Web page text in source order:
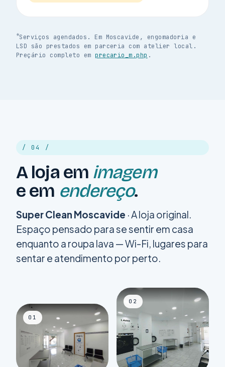
*Serviços agendados. Em Moscavide, engomadoria e
LSD são prestados em parceria com atelier local.
Preçário completo emprecario_m.php .
/ 04 /
A loja em imagem
e em endereço.
Super Clean Moscavide · A loja original.
Espaço pensado para se sentir em casa
enquanto a roupa lava — Wi-Fi, lugares para
sentar e atendimento por perto.
01
02